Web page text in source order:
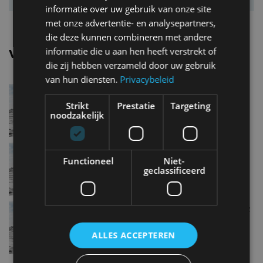
Vergelijkbare uitvoeringen
Mercedes benz GLC200 4Matic
Mercedes benz GLC300 4Matic
Mercedes benz GLC220 d 4Matic
informatie over uw gebruik van onze site
met onze advertentie- en analysepartners,
die deze kunnen combineren met andere
informatie die u aan hen heeft verstrekt of
die zij hebben verzameld door uw gebruik
van hun diensten. Privacybeleid
Strikt
noodzakelijk
Prestatie Targeting
Functioneel
Niet-
geclassificeerd
ALLES ACCEPTEREN